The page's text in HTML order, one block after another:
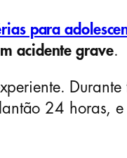
para
acidente grave.
Durante
24 horas,